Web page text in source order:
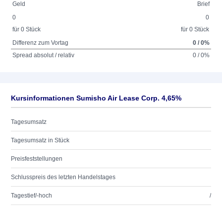
Geld
Brief
0
für 0 Stück
0
für 0 Stück
Differenz zum Vortag
0 / 0%
Spread absolut / relativ
0 / 0%
Kursinformationen Sumisho Air Lease Corp. 4,65%
Tagesumsatz
Tagesumsatz in Stück
Preisfeststellungen
Schlusspreis des letzten Handelstages
Tagestief/-hoch /